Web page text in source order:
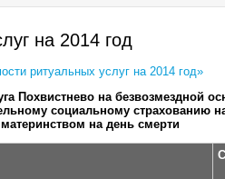
на 2014 год
ритуальных услуг на 2014 год»
Похвистнево на безвозмездной
социальному страхованию
на день смерти